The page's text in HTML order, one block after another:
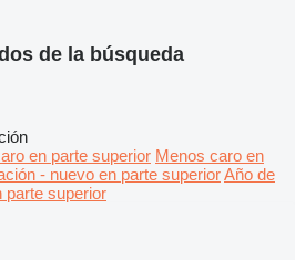
de la búsqueda
en parte superior Menos caro en
- nuevo en parte superiorAño de
parte superior